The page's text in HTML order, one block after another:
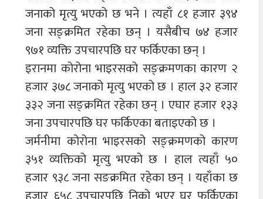
जनाको मृत्यु भएको छ भने । त्यहाँ ८१ हजार ३९४
जना सङ्क्रमित रहेका छन् । यसैबीच ७४ हजार
९७१ व्यक्ति उपचारपछि घर फर्किएका छन् ।
इरानमा कोरोना भाइरसको सङ्क्रमणका कारण २
हजार ३७८ जनाको मृत्यु भएको छ । हाल ३२ हजार
३३२ जना सङ्क्रमित रहेका छन् । एघार हजार १३३
जना उपचारपछि घर फर्किएका बताइएको छ ।
जर्मनीमा कोरोना भाइरसको सङ्क्रमणको कारण
३५१ व्यक्तिको मृत्यु भएको छ । हाल त्यहाँ ५०
हजार ९३८ जना सङक्रमित रहेका छन् । यहाँका छ